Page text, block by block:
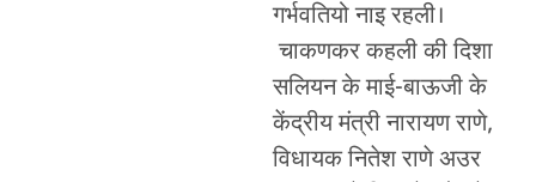
गर्भवतियो नाइ रहली।
चाकणकर कहली की दिशा
सलियन के माई-बाऊजी के
केंद्रीय मंत्री नारायण राणे,
विधायक नितेश राणे अउर